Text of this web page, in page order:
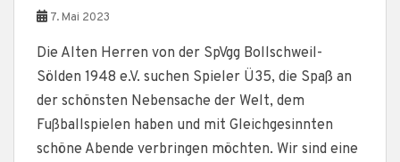
7. Mai 2023
Die Alten Herren von der SpVgg Bollschweil-
Sölden 1948 e.V. suchen Spieler Ü35, die Spaß an
der schönsten Nebensache der Welt, dem
Fußballspielen haben und mit Gleichgesinnten
schöne Abende verbringen möchten. Wir sind eine